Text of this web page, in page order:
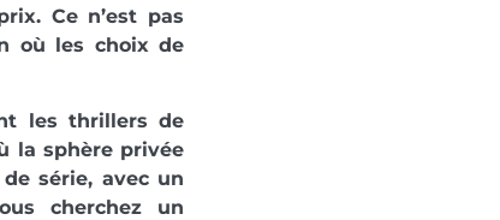
Ce n’est pas
où les choix de
les thrillers de
la sphère privée
série, avec un
cherchez un